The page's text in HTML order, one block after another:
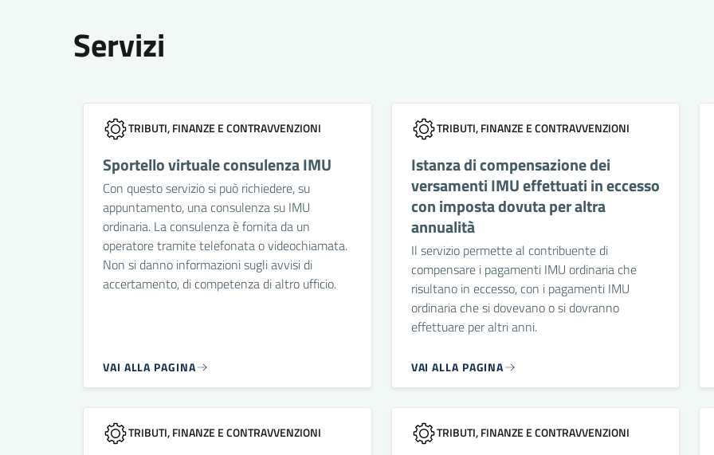
Servizi
TRIBUTI, FINANZE E CONTRAVVENZIONI
Sportello virtuale consulenza IMU
Con questo servizio si può richiedere, su
appuntamento, una consulenza su IMU
ordinaria. La consulenza è fornita da un
operatore tramite telefonata o videochiamata.
Non si danno informazioni sugli avvisi di
accertamento, di competenza di altro ufficio.
VAI ALLA PAGINA
TRIBUTI, FINANZE E CONTRAVVENZIONI
Istanza di compensazione dei
versamenti IMU effettuati in eccesso
con imposta dovuta per altra
annualità
Il servizio permette al contribuente di
compensare i pagamenti IMU ordinaria che
risultano in eccesso, con i pagamenti IMU
ordinaria che si dovevano o si dovranno
effettuare per altri anni.
VAI ALLA PAGINA
TRIBUTI, FINANZE E CONTRAVVENZIONI TRIBUTI, FINANZE E CONTRAVVENZIONI